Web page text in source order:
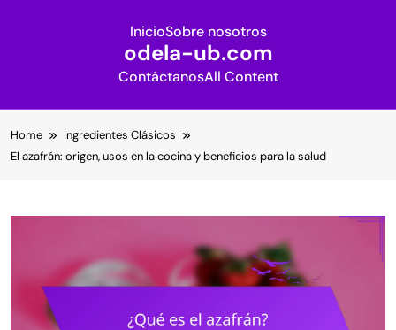
InicioSobre nosotros
odela-ub.com
ContáctanosAll Content
to
content
Home
Ingredientes Clásicos
El azafrán: origen, usos en la cocina y beneficios para la salud